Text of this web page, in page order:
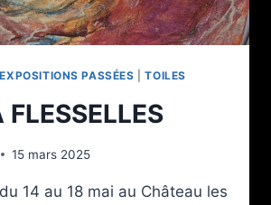
EXPOSITIONS PASSÉES |TOILES
FLESSELLES
15 mars 2025
14 au 18 mai au Château les